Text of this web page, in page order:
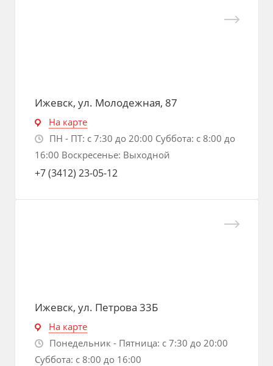
Ижевск, ул. Молодежная, 87
На карте
ПН - ПТ: с 7:30 до 20:00 Суббота: с 8:00 до
16:00 Воскресенье: Выходной
+7 (3412) 23-05-12
Ижевск, ул. Петрова 33Б
На карте
Понедельник - Пятница: с 7:30 до 20:00
Суббота: с 8:00 до 16:00